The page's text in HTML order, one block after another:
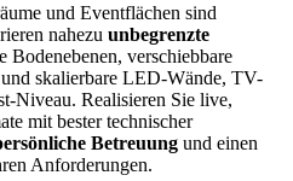
und Eventflächen sind
nahezu unbegrenzte
Bodenebenen, verschiebbare
skalierbare LED-Wände, TV-
Niveau. Realisieren Sie live,
mit bester technischer
Betreuung und einen
Anforderungen.